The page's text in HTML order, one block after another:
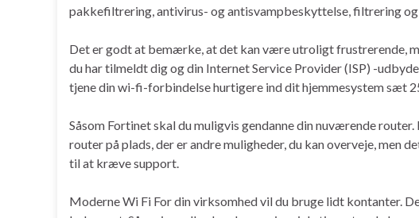
pakkefiltrering, antivirus- og antisvampbeskyttelse, filtrering
Det er godt at bemærke, at det kan være utroligt frustrerende,
du har tilmeldt dig og din Internet Service Provider (ISP) -
tjene din wi-fi-forbindelse hurtigere ind dit hjemmesystem sæt
Såsom Fortinet skal du muligvis gendanne din nuværende
router på plads, der er andre muligheder, du kan overveje, men
til at kræve support.
Moderne Wi Fi For din virksomhed vil du bruge lidt kontanter.